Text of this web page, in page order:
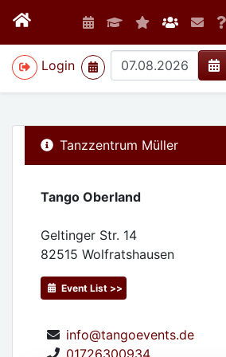
Login
>
Tanzzentrum Müller
Tango Oberland
Geltinger Str. 14
82515 Wolfratshausen
Event List >>
info@tangoevents.de
01726300934